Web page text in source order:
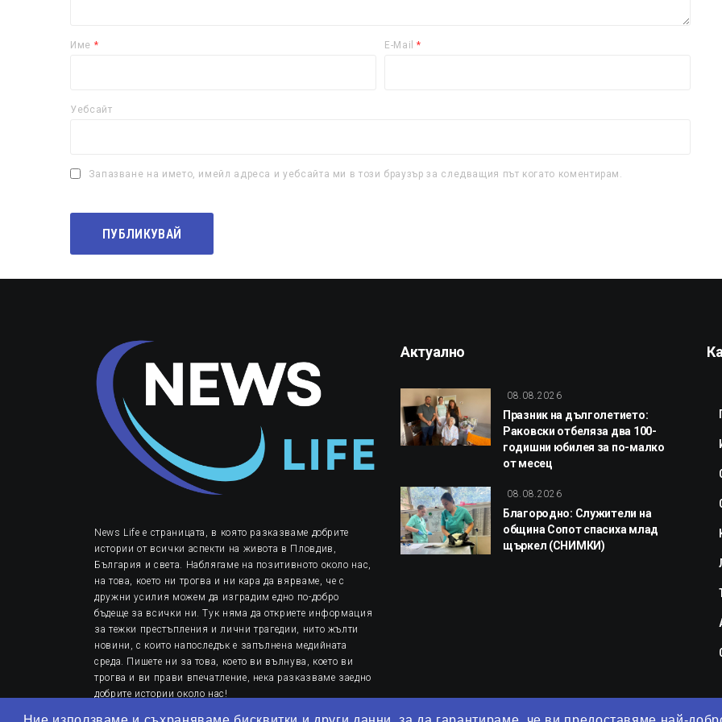
Име * E-Mail*
Уебсайт
Запазване на името, имейл адреса и уебсайта ми в този браузър за следващия път когато коментирам.
News Life е страницата, в която разказваме добрите
истории от всички аспекти на живота в Пловдив,
България и света. Наблягаме на позитивното около нас,
на това, което ни трогва и ни кара да вярваме, че с
дружни усилия можем да изградим едно по-добро
бъдеще за всички ни. Тук няма да откриете информация
за тежки престъпления и лични трагедии, нито жълти
новини, с които напоследък е запълнена медийната
среда. Пишете ни за това, което ви вълнува, което ви
трогва и ви прави впечатление, нека разказваме заедно
добрите истории около нас!
Актуално
08.08.2026
Празник на дълголетието:
Раковски отбеляза два 100-
годишни юбилея за по-малко
от месец
08.08.2026
Благородно: Служители на
община Сопот спасиха млад
щъркел (СНИМКИ)